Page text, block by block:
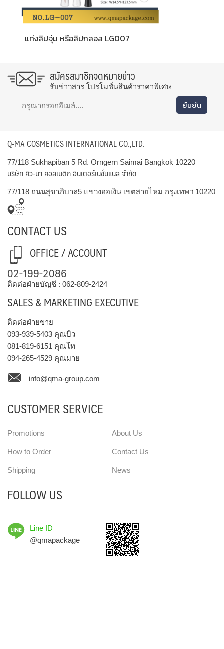
แท่งลิปจุ่ม หรือลิปกลอส LG007
สมัครสมาชิกจดหมายข่าว
รับข่าวสาร โปรโมชั่นสินค้าราคาพิเศษ
Q-MA COSMETICS INTERNATIONAL CO.,LTD.
77/118 Sukhapiban 5 Rd. Orngern Saimai Bangkok 10220
บริษัท คิว-มา คอสเมติก อินเตอร์เนชั่นแนล จำกัด
77/118 ถนนสุขาภิบาล5 แขวงออเงิน เขตสายไหม กรุงเทพฯ 10220
CONTACT US
OFFICE / ACCOUNT
02-199-2086
ติดต่อฝ่ายบัญชี : 062-809-2424
SALES & MARKETING EXECUTIVE
ติดต่อฝ่ายขาย
093-939-5403 คุณบิว
081-819-6151 คุณโท
094-265-4529 คุณมาย
info@qma-group.com
CUSTOMER SERVICE
Promotions
How to Order
Shipping
About Us
Contact Us
News
FOLLOW US
Line ID
@qmapackage